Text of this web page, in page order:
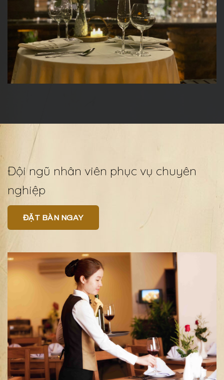
Đội ngũ nhân viên phục vụ chuyên
nghiệp
ĐẶT BÀN NGAY